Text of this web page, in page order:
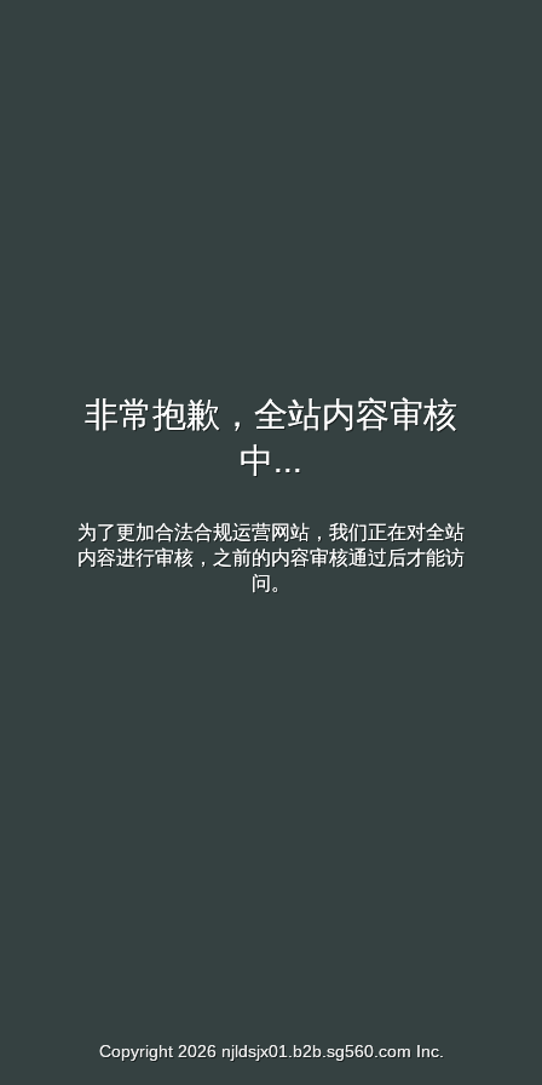
非常抱歉，全站内容审核
中...
为了更加合法合规运营网站，我们正在对全站
内容进行审核，之前的内容审核通过后才能访
问。
Copyright 2026 njldsjx01.b2b.sg560.com Inc.
非常抱歉，全站内容审核
中...
为了更加合法合规运营网站，我们正在对全站
内容进行审核，之前的内容审核通过后才能访
问。
Copyright 2026 njldsjx01.b2b.sg560.com Inc.